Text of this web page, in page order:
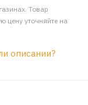
Товар
цену уточняйте на
описании?